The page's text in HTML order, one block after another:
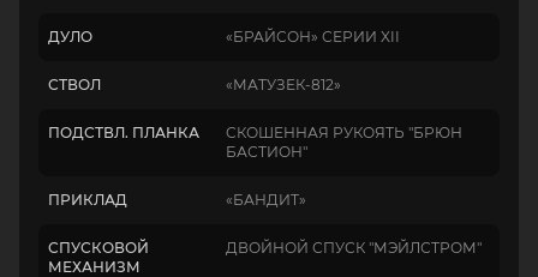
ДУЛО «БРАЙСОН» СЕРИИ XII
СТВОЛ «МАТУЗЕК-812»
ПОДСТВЛ. ПЛАНКА
СКОШЕННАЯ РУКОЯТЬ "БРЮН
БАСТИОН"
ПРИКЛАД «БАНДИТ»
СПУСКОВОЙ
МЕХАНИЗМ
ДВОЙНОЙ СПУСК "МЭЙЛСТРОМ"